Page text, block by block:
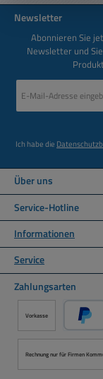
Newsletter
Abonnieren Sie
Newsletter und
Mail-
Ich habe die
Über uns
Service-Hotline
Informationen
Service
Zahlungsarten
Vorkasse
Rechnung nur für Firmen